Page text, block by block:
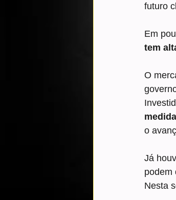
futuro
Em
tem
O
o
Já
podem
Nesta